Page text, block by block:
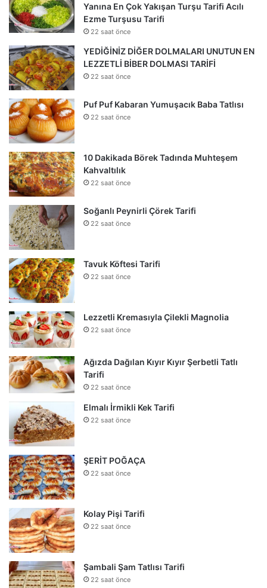
Yanına En Çok Yakışan Turşu Tarifi Acılı
Ezme Turşusu Tarifi
22 saat önce
YEDİĞİNİZ DİĞER DOLMALARI UNUTUN EN
LEZZETLİ BİBER DOLMASI TARİFİ
22 saat önce
Puf Puf Kabaran Yumuşacık Baba Tatlısı
22 saat önce
10 Dakikada Börek Tadında Muhteşem
Kahvaltılık
22 saat önce
Soğanlı Peynirli Çörek Tarifi
22 saat önce
Tavuk Köftesi Tarifi
22 saat önce
Lezzetli Kremasıyla Çilekli Magnolia
22 saat önce
Ağızda Dağılan Kıyır Kıyır Şerbetli Tatlı
Tarifi
22 saat önce
Elmalı İrmikli Kek Tarifi
22 saat önce
ŞERİT POĞAÇA
22 saat önce
Kolay Pişi Tarifi
22 saat önce
Şambali Şam Tatlısı Tarifi
22 saat önce